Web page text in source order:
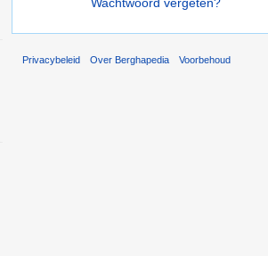
Wachtwoord vergeten?
Privacybeleid Over Berghapedia Voorbehoud